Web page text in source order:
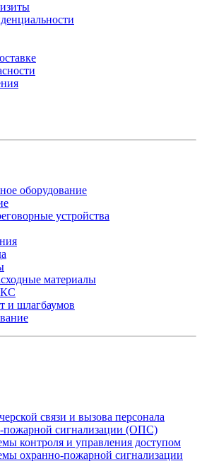
оборудование
устройства
материалы
и шлагбаумов
связи и вызова персонала
пожарной сигнализации (ОПС)
контроля и управления доступом
охранно-пожарной сигнализации